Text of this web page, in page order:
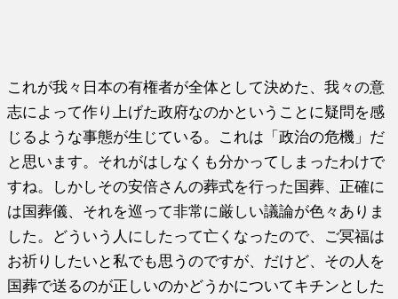
これが我々日本の有権者が全体として決めた、我々の意
志によって作り上げた政府なのかということに疑問を感
じるような事態が生じている。これは「政治の危機」だ
と思います。それがはしなくも分かってしまったわけで
すね。しかしその安倍さんの葬式を行った国葬、正確に
は国葬儀、それを巡って非常に厳しい議論が色々ありま
した。どういう人にしたって亡くなったので、ご冥福は
お祈りしたいと私でも思うのですが、だけど、その人を
国葬で送るのが正しいのかどうかについてキチンとした